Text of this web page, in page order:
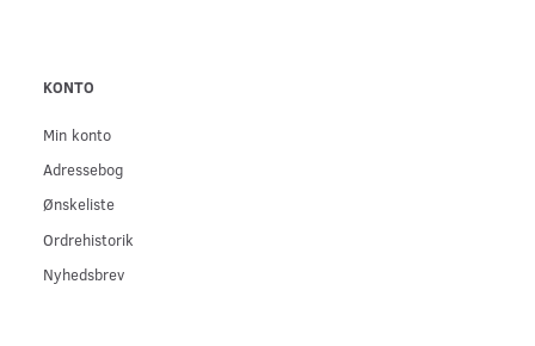
KONTO
Min konto
Adressebog
Ønskeliste
Ordrehistorik
Nyhedsbrev